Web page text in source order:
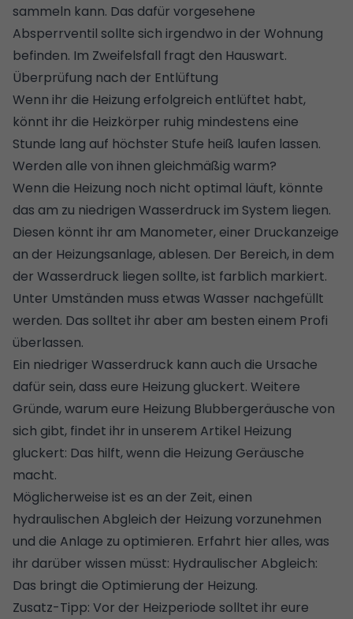
sammeln kann. Das dafür vorgesehene
Absperrventil sollte sich irgendwo in der Wohnung
befinden. Im Zweifelsfall fragt den Hauswart.
Überprüfung nach der Entlüftung
Wenn ihr die Heizung erfolgreich entlüftet habt,
könnt ihr die Heizkörper ruhig mindestens eine
Stunde lang auf höchster Stufe heiß laufen lassen.
Werden alle von ihnen gleichmäßig warm?
Wenn die Heizung noch nicht optimal läuft, könnte
das am zu niedrigen Wasserdruck im System liegen.
Diesen könnt ihr am Manometer, einer Druckanzeige
an der Heizungsanlage, ablesen. Der Bereich, in dem
der Wasserdruck liegen sollte, ist farblich markiert.
Unter Umständen muss etwas Wasser nachgefüllt
werden. Das solltet ihr aber am besten einem Profi
überlassen.
Ein niedriger Wasserdruck kann auch die Ursache
dafür sein, dass eure Heizung gluckert. Weitere
Gründe, warum eure Heizung Blubbergeräusche von
sich gibt, findet ihr in unserem Artikel Heizung
gluckert: Das hilft, wenn die Heizung Geräusche
macht.
Möglicherweise ist es an der Zeit, einen
hydraulischen Abgleich der Heizung vorzunehmen
und die Anlage zu optimieren. Erfahrt hier alles, was
ihr darüber wissen müsst: Hydraulischer Abgleich:
Das bringt die Optimierung der Heizung.
Zusatz-Tipp: Vor der Heizperiode solltet ihr eure